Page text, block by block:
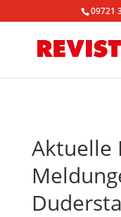
09721
Aktuelle